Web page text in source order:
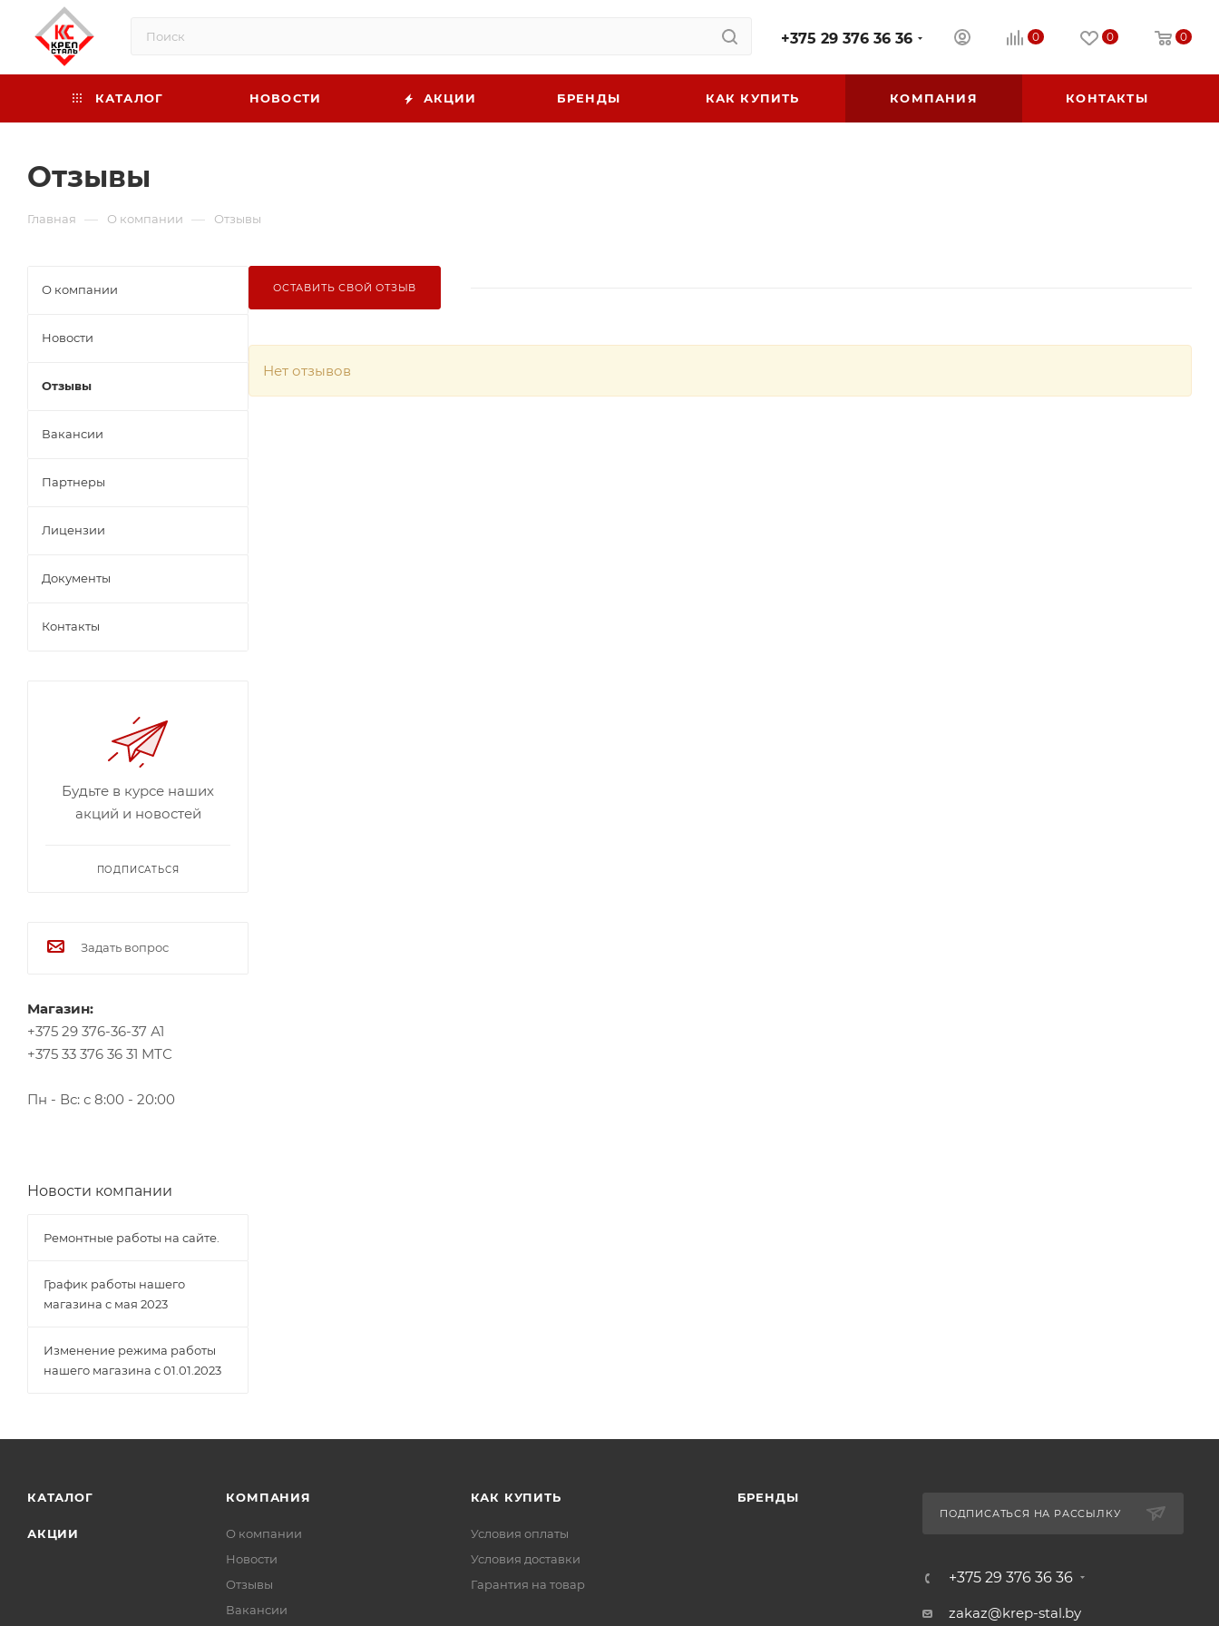
+375 29 376 36 36 0 0 0
КАТАЛОГ НОВОСТИ АКЦИИ БРЕНДЫ КАК КУПИТЬ КОМПАНИЯ КОНТАКТЫ
Отзывы
Главная — О компании — Отзывы
ОСТАВИТЬ СВОЙ ОТЗЫВ
Нет отзывов
О компании
Новости
Отзывы
Вакансии
Партнеры
Лицензии
Документы
Контакты
Будьте в курсе наших
акций и новостей
ПОДПИСАТЬСЯ
Задать вопрос
Магазин:
+375 29 376-36-37 А1
+375 33 376 36 31 МТС
Пн - Вс: с 8:00 - 20:00
Новости компании
Ремонтные работы на сайте.
График работы нашего
магазина с мая 2023
Изменение режима работы
нашего магазина с 01.01.2023
КАТАЛОГ
АКЦИИ
КОМПАНИЯ
О компании
Новости
Отзывы
Вакансии
КАК КУПИТЬ
Условия оплаты
Условия доставки
Гарантия на товар
БРЕНДЫ
ПОДПИСАТЬСЯ НА РАССЫЛКУ
+375 29 376 36 36
zakaz@krep-stal.by